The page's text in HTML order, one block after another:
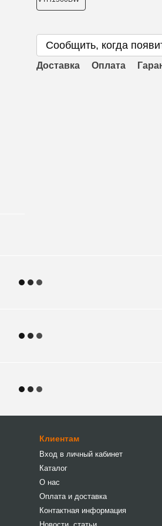
Сообщить, когда
Доставка Оплата
Клиентам
Вход в личный кабинет
Каталог
О нас
Оплата и доставка
Контактная информация